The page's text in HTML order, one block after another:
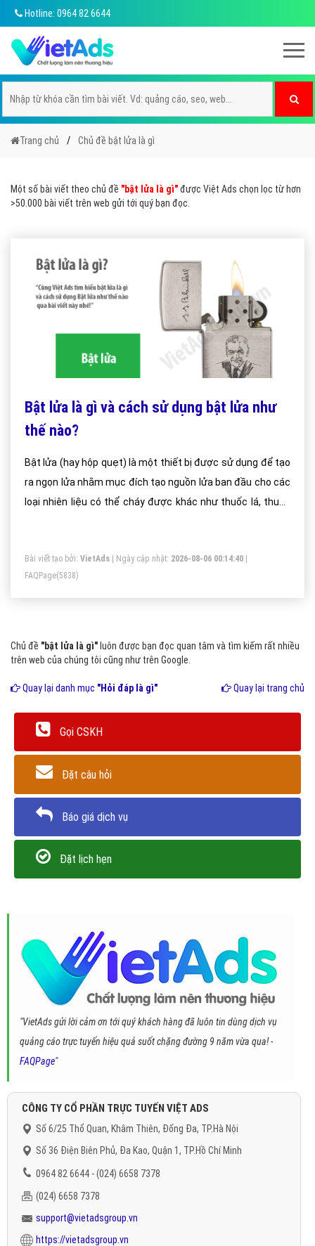
Hotline: 0964 82 6644
Trang chủ Chủ đề bật lửa là gì
Một số bài viết theo chủ đề "bật lửa là gì"được Việt Ads chọn lọc từ hơn
>50.000 bài viết trên web gửi tới quý bạn đọc.
Bật lửa là gì và cách sử dụng bật lửa như
thế nào?
Bật lửa (hay hộp quẹt) là một thiết bị được sử dụng để tạo
ra ngọn lửa nhằm mục đích tạo nguồn lửa ban đầu cho các
loại nhiên liệu có thể cháy được khác như thuốc lá, thuốc
lỏng có thể cháy được làm nguồn nhiên liệu. Loại dùng xăng
gọi là bật lửa xăng, loại dùng butan được gọi là bật lửa gas.
Bài viết tạo bởi: VietAds | Ngày cập nhật: 2026-08-06 00:14:40
FAQPage(5838)
Chủ đề "bật lửa là gì" luôn được bạn đọc quan tâm và tìm kiếm rất nhiều
trên web của chúng tôi cũng như trên Google.
Quay lại danh mục "Hỏi đáp là gì" Quay lại trang chủ
Gọi CSKH
Đặt câu hỏi
Báo giá dịch vụ
Đặt lịch hẹn
"VietAds gửi lời cảm ơn tới quý khách hàng đã luôn tin dùng dịch vụ
quảng cáo trực tuyến hiệu quả suốt chặng đường 9 năm vừa qua! -
FAQPage"
CÔNG TY CỔ PHẦN TRỰC TUYẾN VIỆT ADS
Số 6/25 Thổ Quan, Khâm Thiên, Đống Đa, TP.Hà Nội
Số 36 Điện Biên Phủ, Đa Kao, Quận 1, TP.Hồ Chí Minh
0964 82 6644 - (024) 6658 7378
(024) 6658 7378
support@vietadsgroup.vn
https://vietadsgroup.vn